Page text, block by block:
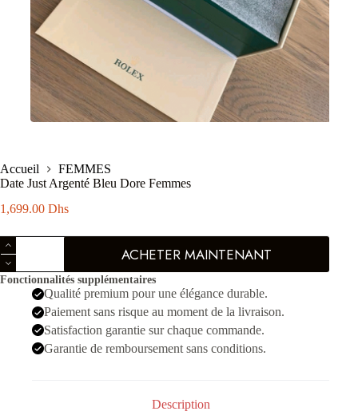
Accueil
FEMMES
Date Just Argenté Bleu Dore Femmes
1,699.00 Dhs
quantité
de
Date
Just
Argenté
Femmes
ACHETER MAINTENANT
Fonctionnalités supplémentaires
Qualité premium pour une élégance durable.
Paiement sans risque au moment de la livraison.
Satisfaction garantie sur chaque commande.
Garantie de remboursement sans conditions.
Description